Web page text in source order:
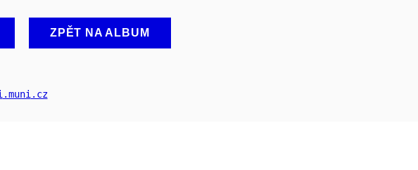
ZPĚT NA ALBUM
.muni .cz